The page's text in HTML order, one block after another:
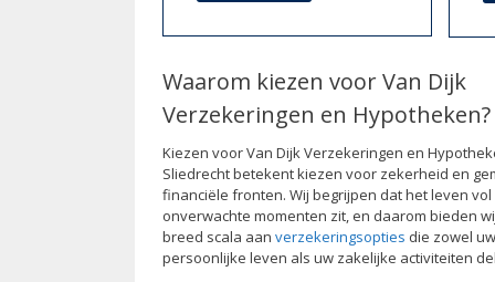
Waarom kiezen voor Van Dijk
Verzekeringen en Hypotheken?
Kiezen voor Van Dijk Verzekeringen en
Sliedrecht betekent kiezen voor zekerheid en
financiële fronten. Wij begrijpen dat het leven vol
onverwachte momenten zit, en daarom bieden
breed scala aan verzekeringsopties die zowel uw
persoonlijke leven als uw zakelijke activiteiten